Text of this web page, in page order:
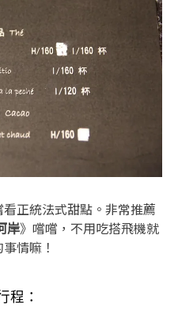
正統法式甜點。非常推薦
岸》嚐嚐，不用吃搭飛機就
情嘛！
程：